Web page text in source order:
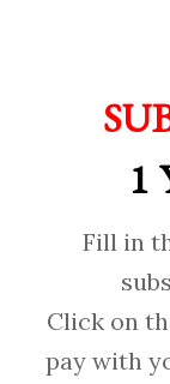
1
Fill in
Click on
pay with